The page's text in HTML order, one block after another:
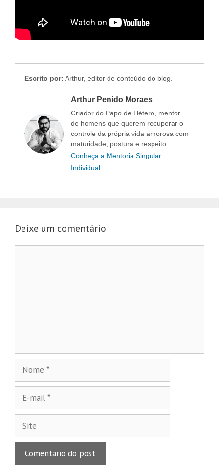
Escrito por: Arthur, editor de conteúdo do blog.
Arthur Penido Moraes
Criador do Papo de Hétero, mentor
de homens que querem recuperar o
controle da própria vida amorosa com
maturidade, postura e respeito.
Conheça a Mentoria Singular
Individual
Deixe um comentário
mail